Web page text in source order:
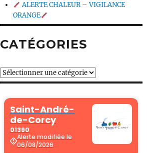
ALERTE CHALEUR – VIGILANCE
ORANGE
CATÉGORIES
Catégories